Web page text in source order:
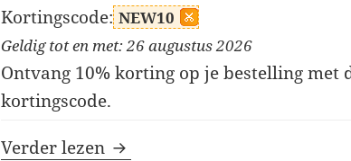
Kortingscode: NEW10
Geldig tot en met: 26 augustus 2026
Ontvang 10% korting op je bestelling met
kortingscode.
Verder lezen WUBEN Light kortingscodes